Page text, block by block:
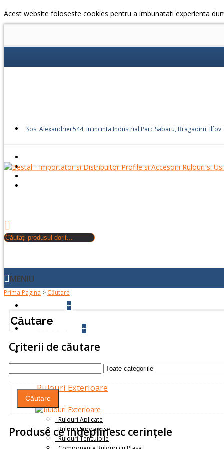
Acest website foloseste cookies pentru a imbunatati experienta
Sos. Alexandriei 544, in incinta Industrial Parc Sabaru, Bragadiru, Ilfov
MENIU
+
+
PRODUSE
Rulouri Exterioare
Rulouri Aplicate
Rulouri Suprapuse
Rulouri Tencuibile
Prima Pagina > Căutare
Căutare
Criterii de căutare
Produse ce îndeplinesc cerinţele